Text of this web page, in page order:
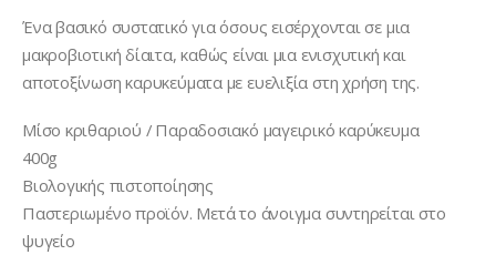
Ένα βασικό συστατικό για όσους εισέρχονται σε μια
μακροβιοτική δίαιτα, καθώς είναι μια ενισχυτική και
αποτοξίνωση καρυκεύματα με ευελιξία στη χρήση της.
Μίσο κριθαριού / Παραδοσιακό μαγειρικό καρύκευμα
400g
Βιολογικής πιστοποίησης
Παστεριωμένο προϊόν. Μετά το άνοιγμα συντηρείται στο
ψυγείο